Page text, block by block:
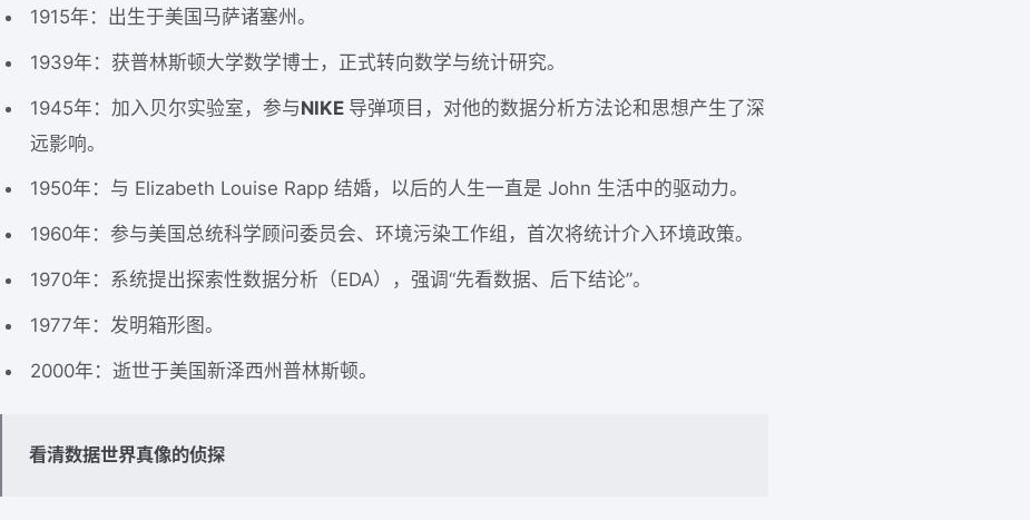
1915年：出生于美国马萨诸塞州。
1939年：获普林斯顿大学数学博士，正式转向数学与统计研究。
1945年：加入贝尔实验室，参与NIKE 导弹项目，对他的数据分析方法论和思想产生了深
远影响。
1950年：与 Elizabeth Louise Rapp 结婚，以后的人生一直是 John 生活中的驱动力。
1960年：参与美国总统科学顾问委员会、环境污染工作组，首次将统计介入环境政策。
1970年：系统提出探索性数据分析（EDA），强调“先看数据、后下结论”。
1977年：发明箱形图。
2000年：逝世于美国新泽西州普林斯顿。
看清数据世界真像的侦探